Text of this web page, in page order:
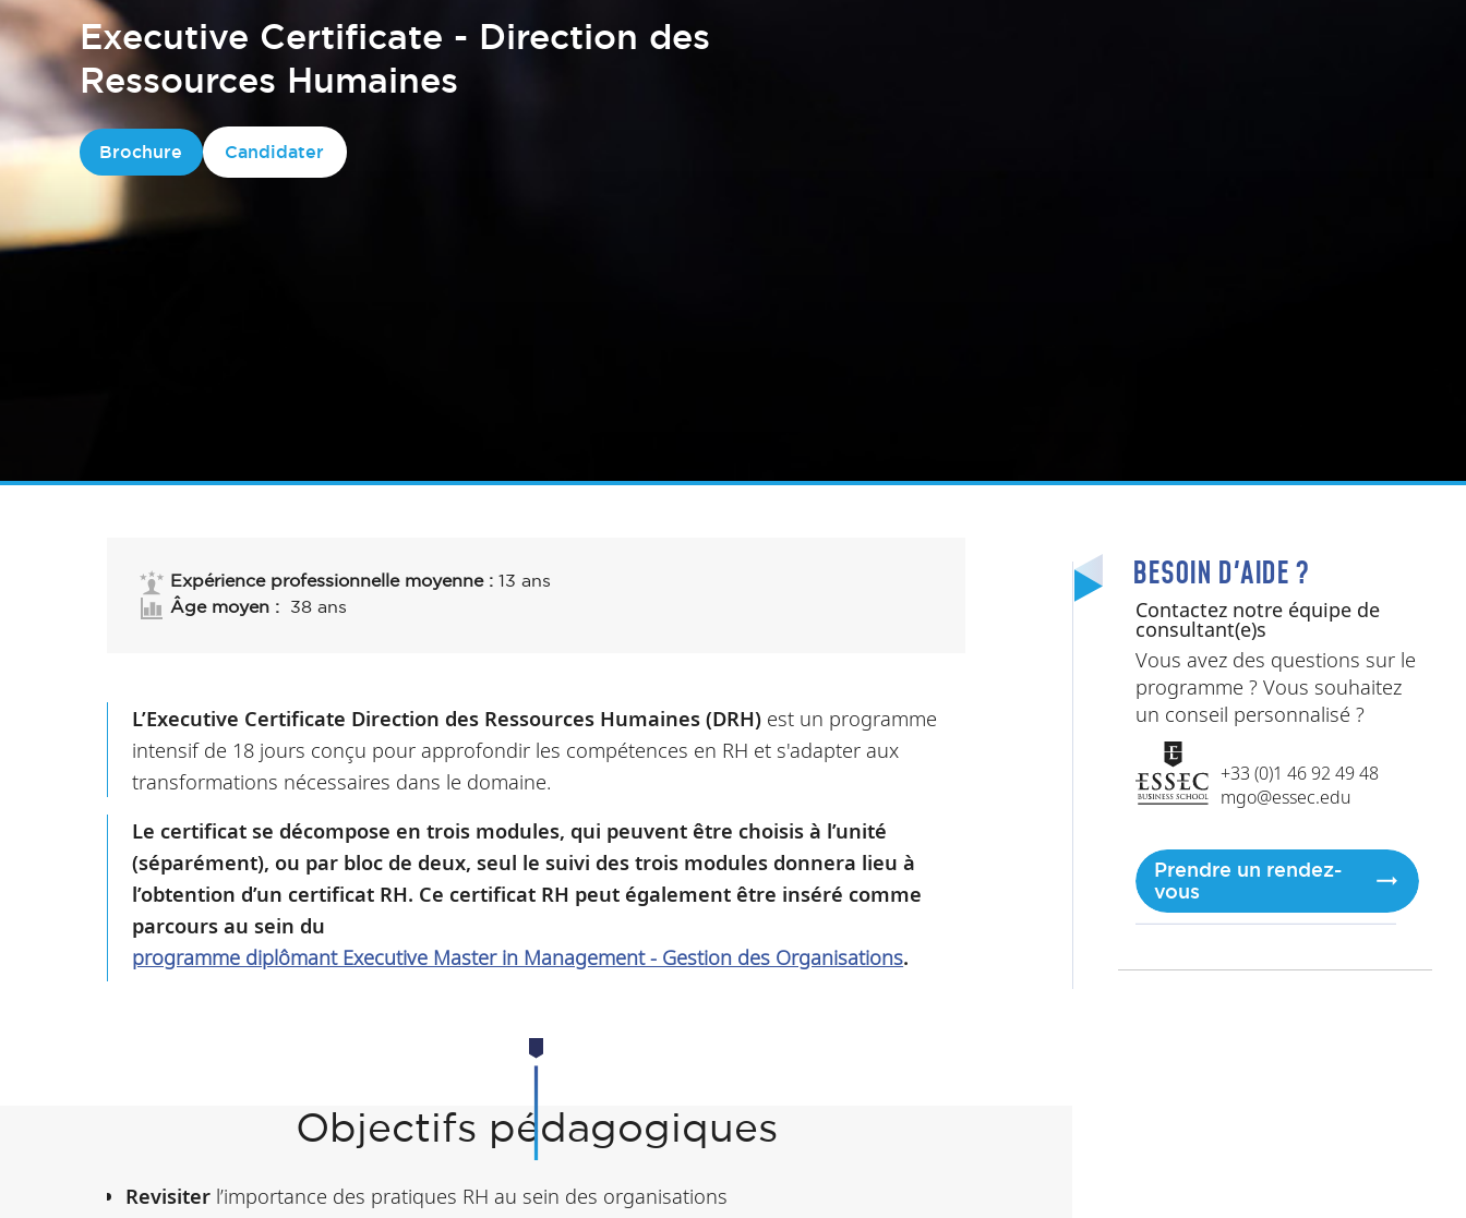
Executive Certificate - Direction des
Ressources Humaines
Brochure Candidater
Expérience professionnelle moyenne : 13 ans
Âge moyen : 38 ans
L’Executive Certificate Direction des Ressources Humaines (DRH) est un programme
intensif de 18 jours conçu pour approfondir les compétences en RH et s'adapter aux
transformations nécessaires dans le domaine.
Le certificat se décompose en trois modules, qui peuvent être choisis à l’unité
(séparément), ou par bloc de deux, seul le suivi des trois modules donnera lieu à
l’obtention d’un certificat RH. Ce certificat RH peut également être inséré comme
parcours au sein du
programme diplômant Executive Master in Management - Gestion des Organisations.
Objectifs pédagogiques
Revisiter l’importance des pratiques RH au sein des organisations
BESOIN D'AIDE ?
Contactez notre équipe de
consultant(e)s
Vous avez des questions sur le
programme ? Vous souhaitez
un conseil personnalisé ?
+33 (0)1 46 92 49 48
mgo@essec.edu
Prendre un rendez-
vous